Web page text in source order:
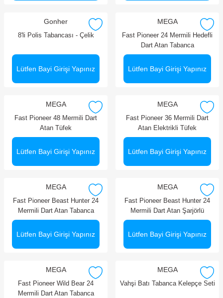
Gonher
8'li Polis Tabancası - Çelik
Lütfen Bayi Girişi Yapınız
MEGA
Fast Pioneer 24 Mermili Hedefli
Dart Atan Tabanca
Lütfen Bayi Girişi Yapınız
MEGA
Fast Pioneer 48 Mermili Dart
Atan Tüfek
Lütfen Bayi Girişi Yapınız
MEGA
Fast Pioneer 36 Mermili Dart
Atan Elektrikli Tüfek
Lütfen Bayi Girişi Yapınız
MEGA
Fast Pioneer Beast Hunter 24
Mermili Dart Atan Tabanca
Lütfen Bayi Girişi Yapınız
MEGA
Fast Pioneer Beast Hunter 24
Mermili Dart Atan Şarjörlü
Tabanca
Lütfen Bayi Girişi Yapınız
MEGA
Fast Pioneer Wild Bear 24
Mermili Dart Atan Tabanca
MEGA
Vahşi Batı Tabanca Kelepçe Seti